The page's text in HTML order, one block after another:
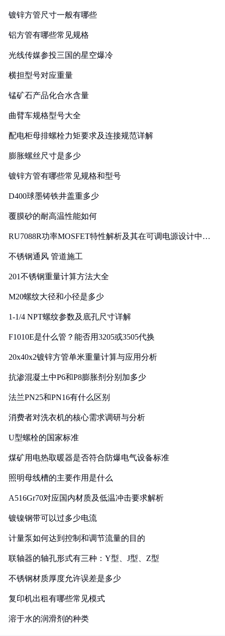
镀锌方管尺寸一般有哪些
铝方管有哪些常见规格
光线传媒参投三国的星空爆冷
横担型号对应重量
锰矿石产品化合水含量
曲臂车规格型号大全
配电柜母排螺栓力矩要求及连接规范详解
膨胀螺丝尺寸是多少
镀锌方管有哪些常见规格和型号
D400球墨铸铁井盖重多少
覆膜砂的耐高温性能如何
RU7088R功率MOSFET特性解析及其在可调电源设计中的
不锈钢通风 管道施工
201不锈钢重量计算方法大全
M20螺纹大径和小径是多少
1-1/4 NPT螺纹参数及底孔尺寸详解
F1010E是什么管？能否用3205或3505代换
20x40x2镀锌方管单米重量计算与应用分析
抗渗混凝土中P6和P8膨胀剂分别加多少
法兰PN25和PN16有什么区别
消费者对洗衣机的核心需求调研与分析
U型螺栓的国家标准
煤矿用电热取暖器是否符合防爆电气设备标准
照明母线槽的主要作用是什么
A516Gr70对应国内材质及低温冲击要求解析
镀镍钢带可以过多少电流
计量泵如何达到控制和调节流量的目的
联轴器的轴孔形式有三种：Y型、J型、Z型
不锈钢材质厚度允许误差是多少
复印机出租有哪些常见模式
溶于水的润滑剂的种类